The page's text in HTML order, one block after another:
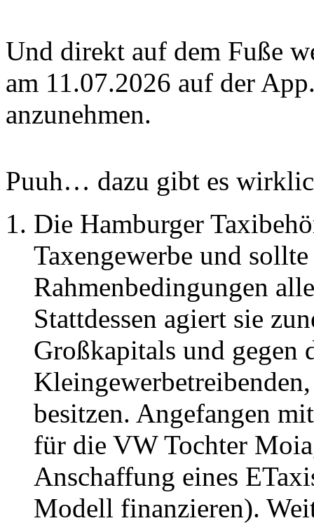
Und direkt auf dem Fuße
am 11.07.2026 auf der
anzunehmen.
Puuh… dazu gibt es
Die Hamburger
Taxengewerbe und
Rahmenbedingungen
Stattdessen agiert sie
Großkapitals und gegen
besitzen. Angefangen
für die VW Tochter
Anschaffung eines
Modell finanzieren).